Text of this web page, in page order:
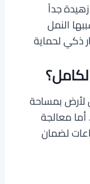
جداً
النمل
ذكي لحماية
لأرض بمساحة
أما معالجة
قائم فقد تستغرق 3-5 ساعات لضمان